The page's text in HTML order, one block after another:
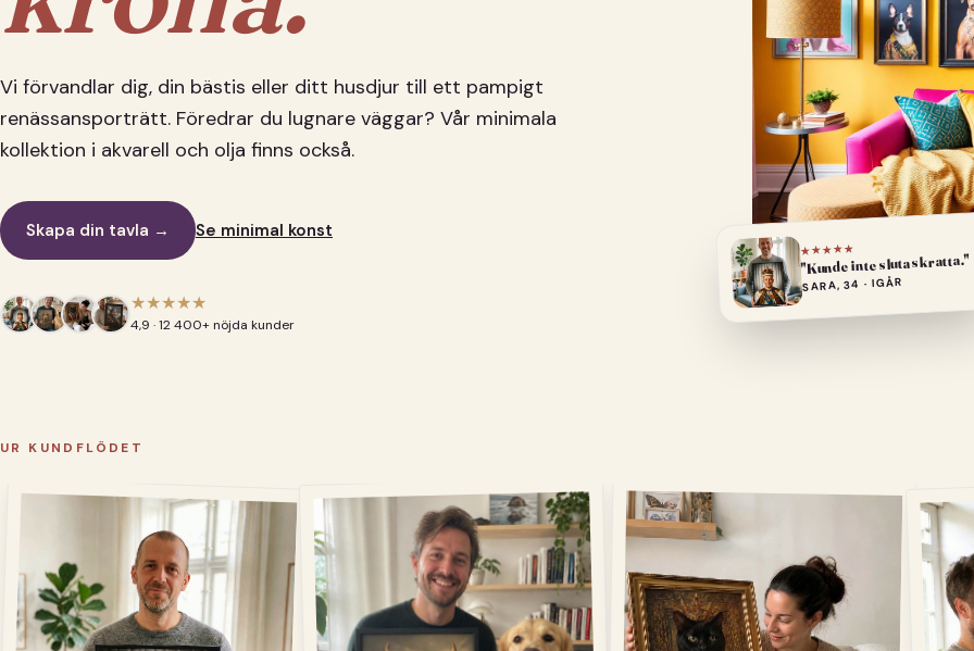
Vi förvandlar dig, din bästis eller ditt husdjur till ett pampigt
renässansporträtt. Föredrar du lugnare väggar? Vår minimala
kollektion i akvarell och olja finns också.
Skapa din tavla → Se minimal konst
★★★★★
4,9 · 12 400+ nöjda kunder
★★★★★
"Kunde inte sluta skratta."
SARA, 34 · IGÅR
UR KUNDFLÖDET